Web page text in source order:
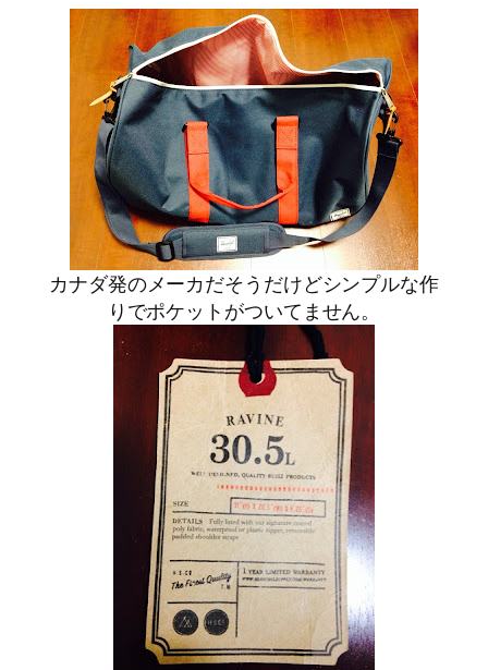
カナダ発のメーカだそうだけどシンプルな作
りでポケットがついてません。